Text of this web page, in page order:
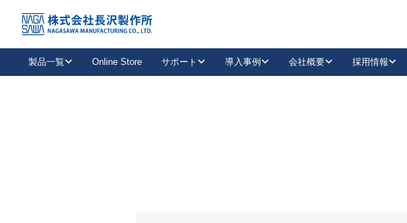
製品一覧 Online Store サポート 導入事例 会社概要 採用情報
KSS加盟店・取扱店情報
店舗一覧